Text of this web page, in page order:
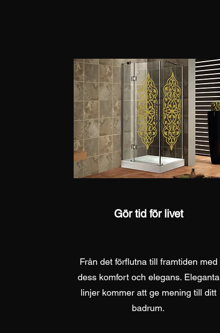
Gör tid för livet
Från det förflutna till framtiden med
dess komfort och elegans. Eleganta
linjer kommer att ge mening till ditt
badrum.